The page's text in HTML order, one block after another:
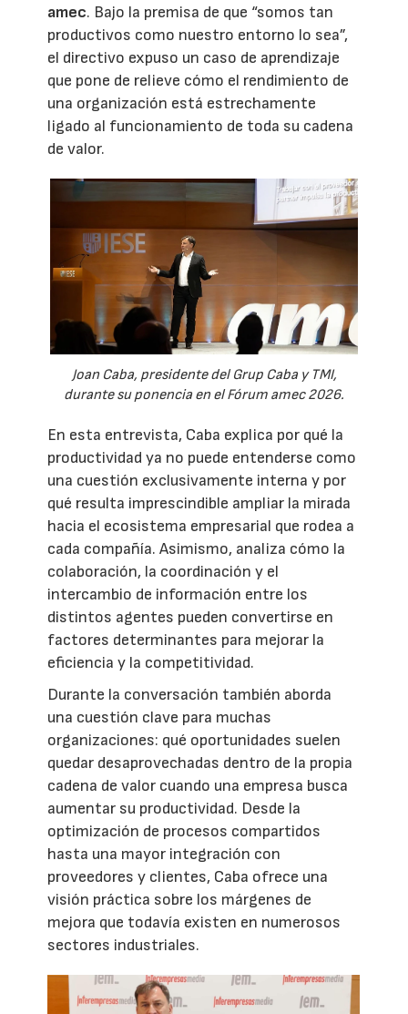
amec. Bajo la premisa de que “somos tan
productivos como nuestro entorno lo sea”,
el directivo expuso un caso de aprendizaje
que pone de relieve cómo el rendimiento de
una organización está estrechamente
ligado al funcionamiento de toda su cadena
de valor.
Joan Caba, presidente del Grup Caba y TMI,
durante su ponencia en el Fórum amec 2026.
En esta entrevista, Caba explica por qué la
productividad ya no puede entenderse como
una cuestión exclusivamente interna y por
qué resulta imprescindible ampliar la mirada
hacia el ecosistema empresarial que rodea a
cada compañía. Asimismo, analiza cómo la
colaboración, la coordinación y el
intercambio de información entre los
distintos agentes pueden convertirse en
factores determinantes para mejorar la
eficiencia y la competitividad.
Durante la conversación también aborda
una cuestión clave para muchas
organizaciones: qué oportunidades suelen
quedar desaprovechadas dentro de la propia
cadena de valor cuando una empresa busca
aumentar su productividad. Desde la
optimización de procesos compartidos
hasta una mayor integración con
proveedores y clientes, Caba ofrece una
visión práctica sobre los márgenes de
mejora que todavía existen en numerosos
sectores industriales.